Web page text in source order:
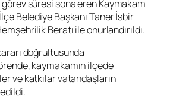
süresi sona eren Kaymakam
Belediye Başkanı Taner İsbir
Beratı ile onurlandırıldı.
doğrultusunda
kaymakamın ilçede
ve katkılar vatandaşların